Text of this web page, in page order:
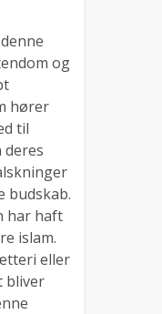
og
hører
til
deres
budskab.
har haft
islam.
eller
bliver